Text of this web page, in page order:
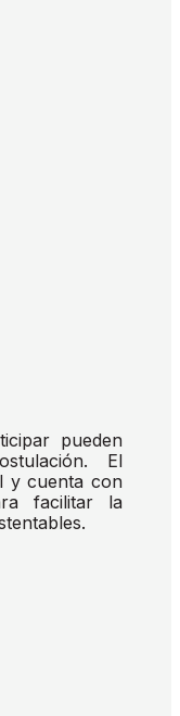
pueden
El
y cuenta con
facilitar la